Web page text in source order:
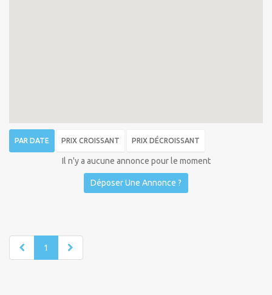
PAR DATE PRIX CROISSANT PRIX DÉCROISSANT
Il n'y a aucune annonce pour le moment
Déposer Une Annonce ?
1